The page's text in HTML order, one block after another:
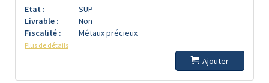
Etat :
SUP
Livrable :
Non
Fiscalité :
Métaux précieux
Plus de détails
Ajouter